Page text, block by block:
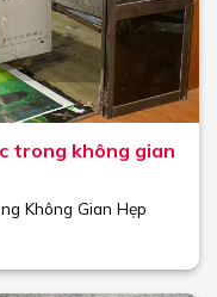
trong không gian
Không Gian Hẹp